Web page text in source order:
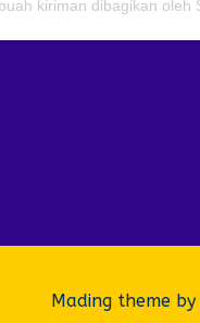
Mading theme by